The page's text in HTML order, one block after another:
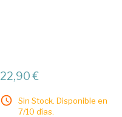
22,90 €
Sin Stock. Disponible en
7/10 días.